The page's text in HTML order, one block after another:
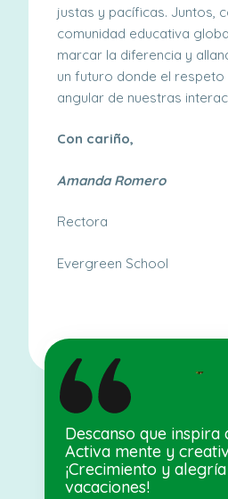
Descanso que inspira
Activa mente y
¡Crecimiento y
vacaciones!
justas y pacíficas. Juntos,
comunidad educativa
marcar la diferencia y
un futuro donde el respeto
angular de nuestras
Con cariño,
Amanda Romero
Rectora
Evergreen School